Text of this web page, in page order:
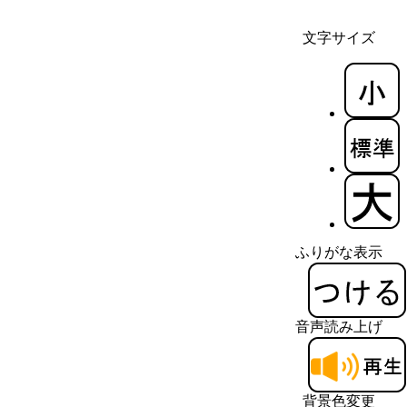
文字サイズ
ふりがな表示
音声読み上げ
背景色変更